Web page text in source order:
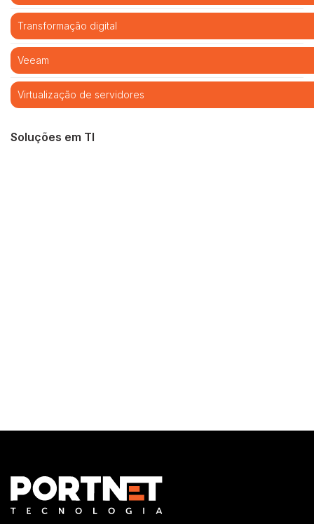
Transformação digital
Veeam
Virtualização de servidores
Soluções em TI